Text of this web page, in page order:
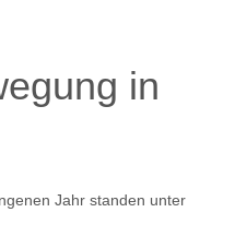
in
Jahr standen unter